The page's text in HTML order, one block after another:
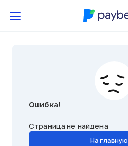
Ошибка!
Страница не найдена
На главную